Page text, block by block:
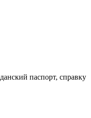
паспорт, справку